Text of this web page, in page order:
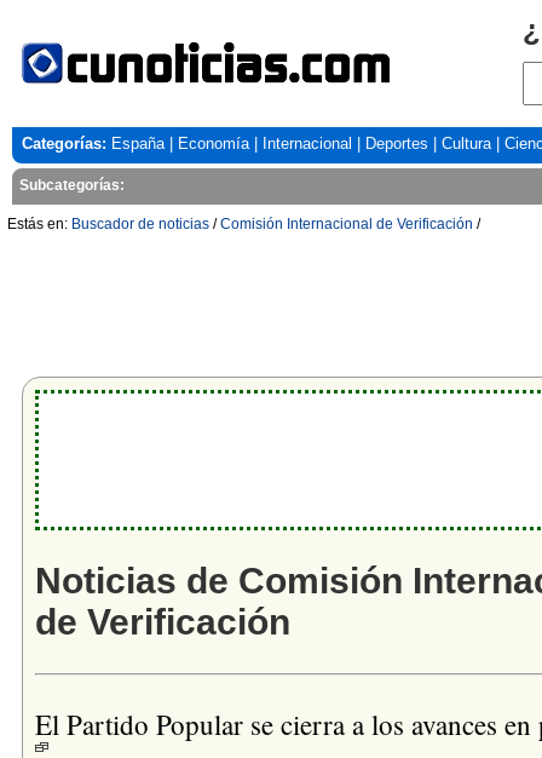
Categorías: España| Economía| Internacional Deportes Cultura|
Subcategorías:
Estás en: Buscador de noticias /Comisión Internacional de Verificación /
Noticias de Comisión
de Verificación
El Partido Popular se cierra a los avances